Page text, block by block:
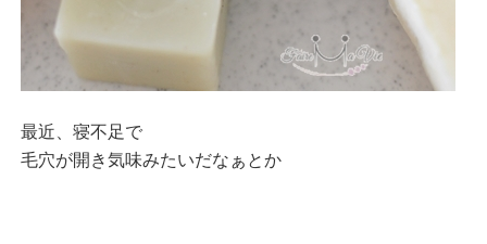
最近、寝不足で
毛穴が開き気味みたいだなぁとか